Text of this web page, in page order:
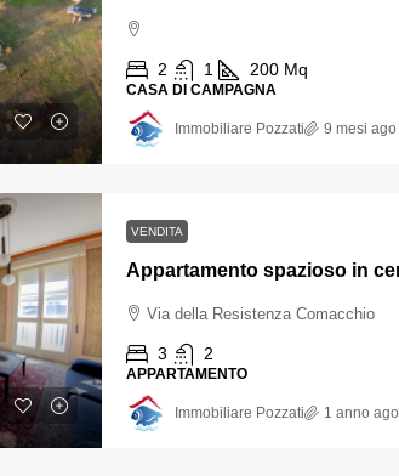
2 1 200 Mq
CASA DI CAMPAGNA
Immobiliare Pozzati 9 mesi ago
VENDITA
Via della Resistenza Comacchio
3 2
APPARTAMENTO
Immobiliare Pozzati 1 anno ago